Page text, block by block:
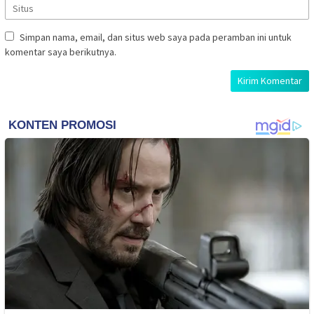
Simpan nama, email, dan situs web saya pada peramban ini untuk
komentar saya berikutnya.